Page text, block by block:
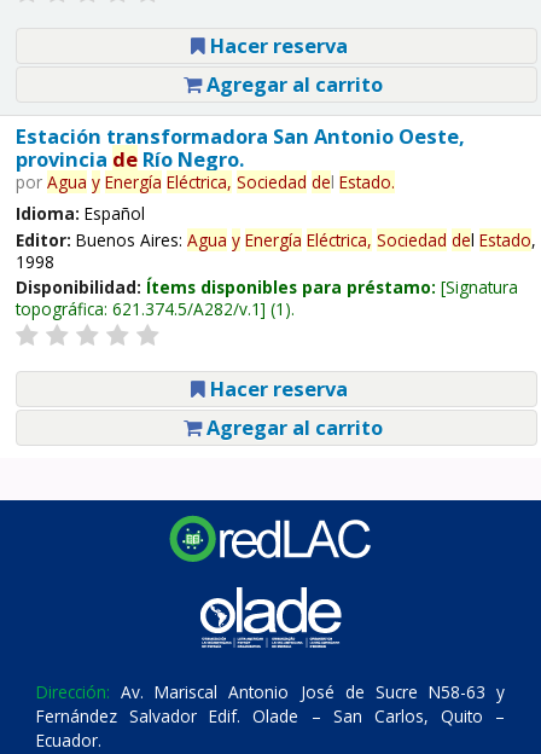
Hacer reserva
Agregar al carrito
Estación transformadora San Antonio Oeste,
provincia deRío Negro.
por Agua y Energía Eléctrica, Sociedad del Estado.
Idioma: Español
Editor: Buenos Aires: Agua y Energía Eléctrica, Sociedad del Estado,
1998
Disponibilidad: Ítems disponibles para préstamo: Signatura
topográfica: 621.374.5/A282/v.1 (1).
Hacer reserva
Agregar al carrito
Dirección: Av. Mariscal Antonio José de Sucre N58-63 y
Fernández Salvador Edif. Olade – San Carlos, Quito –
Ecuador.